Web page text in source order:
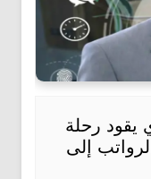
يقود رحلة
إلى